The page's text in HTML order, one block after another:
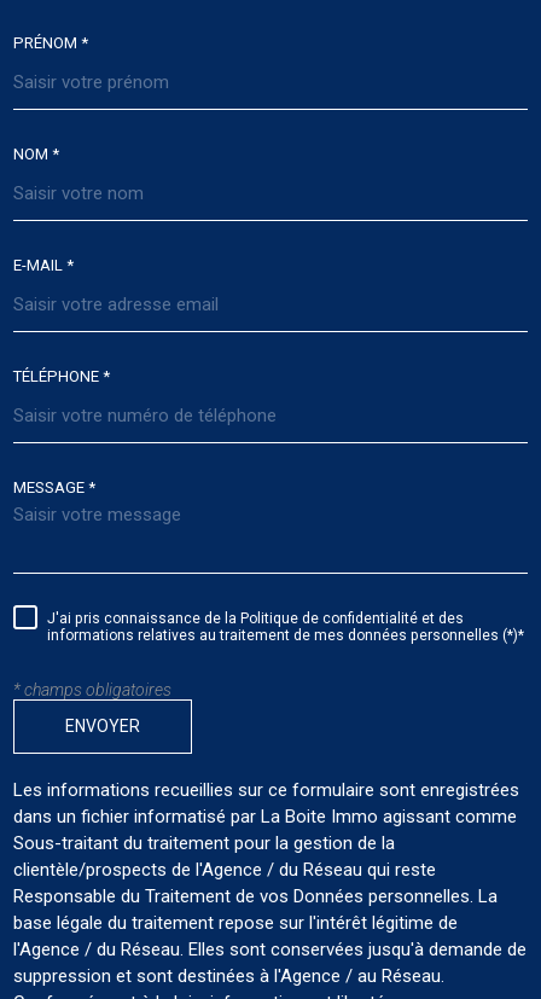
PRÉNOM *
NOM *
E-MAIL *
TÉLÉPHONE *
MESSAGE *
J'ai pris connaissance de la Politique de confidentialité et des
informations relatives au traitement de mes données personnelles (*)*
* champs obligatoires
ENVOYER
Les informations recueillies sur ce formulaire sont enregistrées
dans un fichier informatisé par La Boite Immo agissant comme
Sous-traitant du traitement pour la gestion de la
clientèle/prospects de l'Agence / du Réseau qui reste
Responsable du Traitement de vos Données personnelles. La
base légale du traitement repose sur l'intérêt légitime de
l'Agence / du Réseau. Elles sont conservées jusqu'à demande de
suppression et sont destinées à l'Agence / au Réseau.